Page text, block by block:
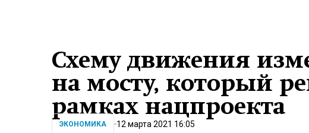
Схему движения
на мосту, который
рамках нацпроекта
ЭКОНОМИКА 12 марта 2021 16:05